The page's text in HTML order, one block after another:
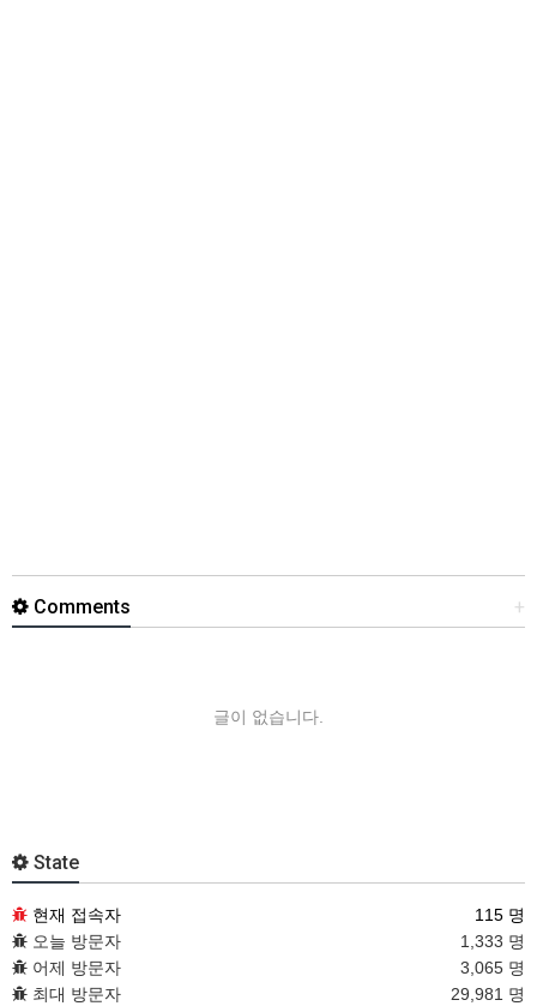
+
Comments
글이 없습니다.
State
현재 접속자
115 명
오늘 방문자
1,333 명
어제 방문자
3,065 명
최대 방문자
29,981 명